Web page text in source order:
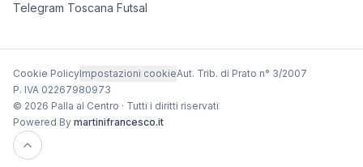
Telegram Toscana Futsal
Cookie PolicyImpostazioni cookieAut. Trib. di Prato n° 3/2007
P. IVA 02267980973
© 2026 Palla al Centro · Tutti i diritti riservati
Powered By martinifrancesco.it